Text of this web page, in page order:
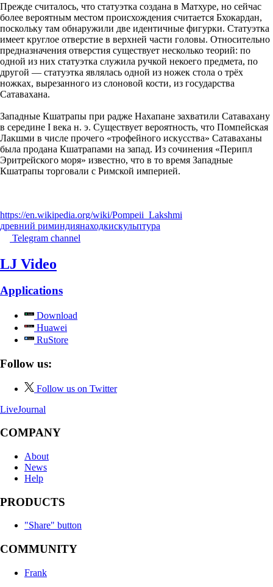
Прежде считалось, что статуэтка создана в Матхуре, но сейчас
более вероятным местом происхождения считается Бхокардан,
поскольку там обнаружили две идентичные фигурки. Статуэтка
имеет круглое отверстие в верхней части головы. Относительно
предназначения отверстия существует несколько теорий: по
одной из них статуэтка служила ручкой некоего предмета, по
другой — статуэтка являлась одной из ножек стола о трёх
ножках, вырезанного из слоновой кости, из государства
Сатавахана.
Западные Кшатрапы при радже Нахапане захватили Сатавахану
в середине I века н. э. Существует вероятность, что Помпейская
Лакшми в числе прочего «трофейного искусства» Сатаваханы
была продана Кшатрапами на запад. Из сочинения «Перипл
Эритрейского моря» известно, что в то время Западные
Кшатрапы торговали с Римской империей.
https://en.wikipedia.org/wiki/Pompeii_Lakshmi
древний риминдиянаходкискульптура
Telegram channel
LJ Video
Applications
Download
Huawei
RuStore
Follow us:
Follow us on Twitter
LiveJournal
COMPANY
About
News
Help
PRODUCTS
"Share" button
COMMUNITY
Frank